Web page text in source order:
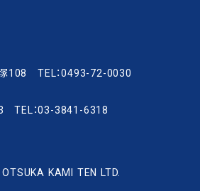
108 TEL：0493-72-0030
TEL：03-3841-6318
KAMI TEN LTD.